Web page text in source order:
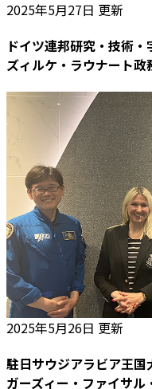
2025年5月27日 更新
ドイツ連邦研究・技術・
ズィルケ・ラウナート
2025年5月26日 更新
駐日サウジアラビア王国
ガーズィー・ファイサ